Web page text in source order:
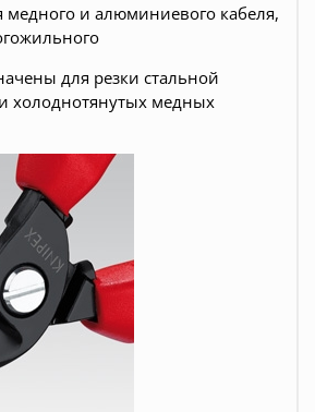
медного и алюминиевого кабеля,
для резки стальной
холоднотянутых медных